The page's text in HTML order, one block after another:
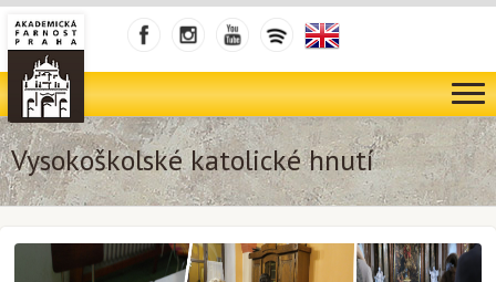
Vysokoškolské katolické hnutí